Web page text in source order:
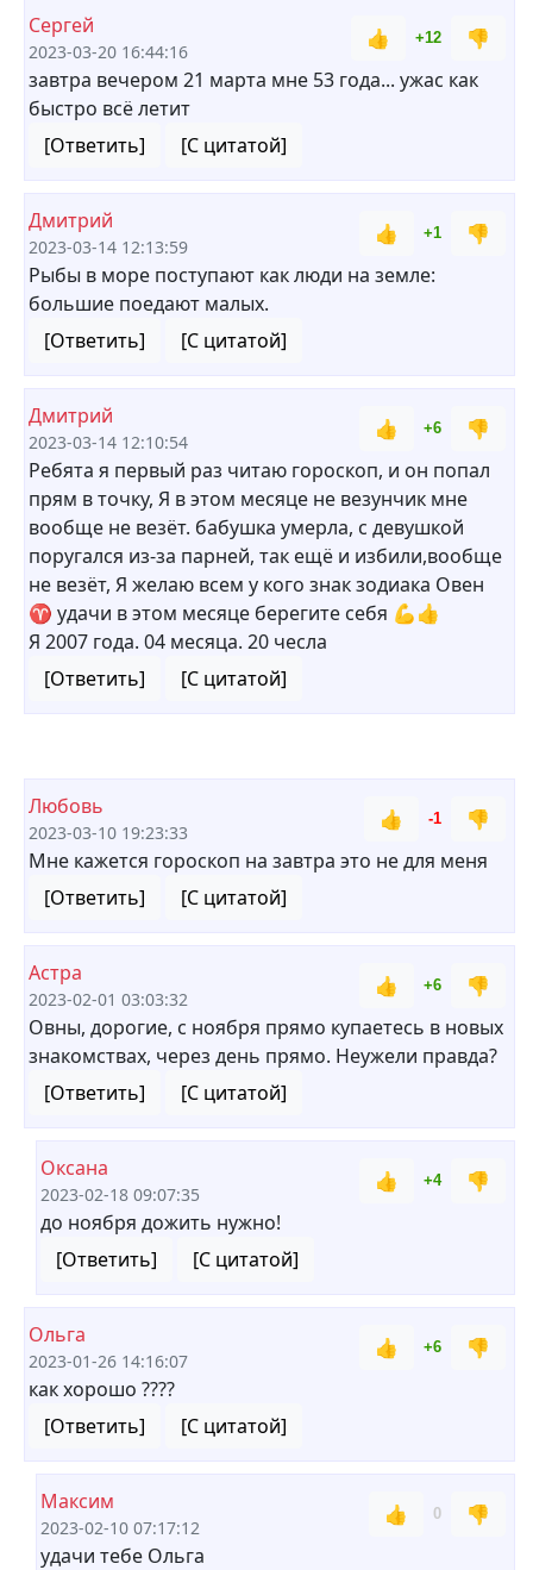
Сергей
2023-03-20 16:44:16
👍 +12
👎
завтра вечером 21 марта мне 53 года... ужас как
быстро всё летит
[Ответить]
[С цитатой]
Дмитрий
2023-03-14 12:13:59
👍 +1
👎
Рыбы в море поступают как люди на земле:
большие поедают малых.
[Ответить]
[С цитатой]
Дмитрий
2023-03-14 12:10:54
👍 +6
👎
Ребята я первый раз читаю гороскоп, и он попал
прям в точку, Я в этом месяце не везунчик мне
вообще не везёт. бабушка умерла, с девушкой
поругался из-за парней, так ещё и избили,вообще
не везёт, Я желаю всем у кого знак зодиака Овен
♈ удачи в этом месяце берегите себя 💪👍
Я 2007 года. 04 месяца. 20 чесла
[Ответить]
[С цитатой]
Любовь
2023-03-10 19:23:33
👍 -1
👎
Мне кажется гороскоп на завтра это не для меня
[Ответить]
[С цитатой]
Астра
2023-02-01 03:03:32
👍 +6
👎
Овны, дорогие, с ноября прямо купаетесь в новых
знакомствах, через день прямо. Неужели правда?
[Ответить]
[С цитатой]
Оксана
2023-02-18 09:07:35
👍 +4
👎
до ноября дожить нужно!
[Ответить]
[С цитатой]
Ольга
2023-01-26 14:16:07
👍 +6
👎
как хорошо ????
[Ответить]
[С цитатой]
Максим
2023-02-10 07:17:12
👍 0
👎
удачи тебе Ольга